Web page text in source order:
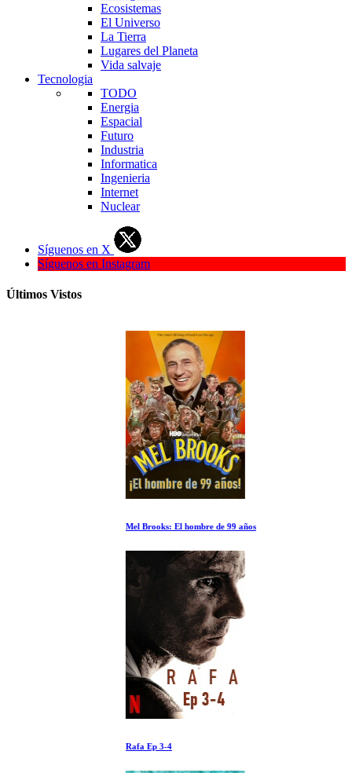
Ecosistemas
El Universo
La Tierra
Lugares del Planeta
Vida salvaje
Tecnologia
TODO
Energia
Espacial
Futuro
Industria
Informatica
Ingenieria
Internet
Nuclear
Síguenos en X
Síguenos en Instagram
Últimos Vistos
Mel Brooks: El hombre de 99 años